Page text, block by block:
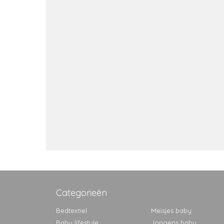
Categorieën
Bedtextiel
Meisjes baby